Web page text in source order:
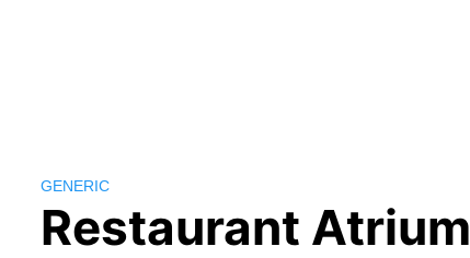
GENERIC
Restaurant Atrium